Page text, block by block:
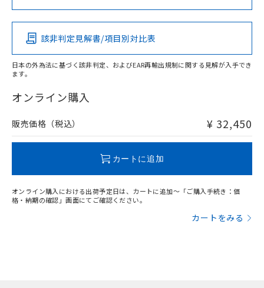
Pb Hg Cd Cr(VI)
O
在庫等で未対応品が混在する可能性があります。
問い合わせください。
この製品の規格認証/適合状況ページへ
その他の認証はこちらのページからご検索ください
該非判定見解書/項目別対比表
日本の外為法に基づく該非判定、およびEAR再輸出規制に関する見解が入手でき
ます。
オンライン購入
販売価格（税込） ¥ 32,450
カートに追加
オンライン購入における出荷予定日は、カートに追加～「ご購入手続き：価
格・納期の確認」画面にてご確認ください。
カートをみる